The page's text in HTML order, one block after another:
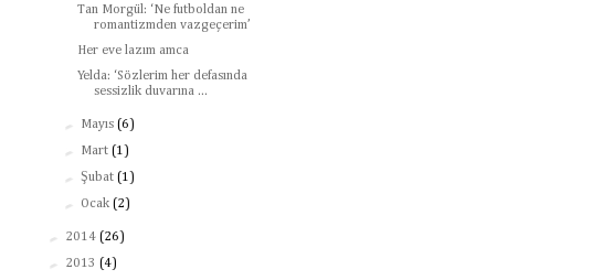
Tan Morgül: ‘Ne futboldan ne
romantizmden vazgeçerim’
Her eve lazım amca
Yelda: ‘Sözlerim her defasında
sessizlik duvarına ...
► Mayıs (6)
► Mart (1)
► Şubat (1)
► Ocak (2)
► 2014 (26)
► 2013 (4)